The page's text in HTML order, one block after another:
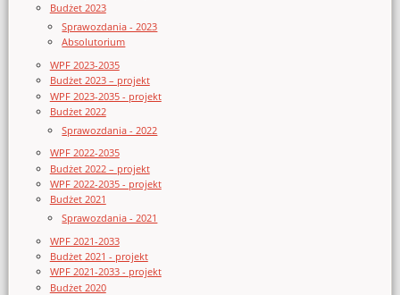
Budżet 2023
Sprawozdania - 2023
Absolutorium
WPF 2023-2035
Budżet 2023 – projekt
WPF 2023-2035 - projekt
Budżet 2022
Sprawozdania - 2022
WPF 2022-2035
Budżet 2022 – projekt
WPF 2022-2035 - projekt
Budżet 2021
Sprawozdania - 2021
WPF 2021-2033
Budżet 2021 - projekt
WPF 2021-2033 - projekt
Budżet 2020